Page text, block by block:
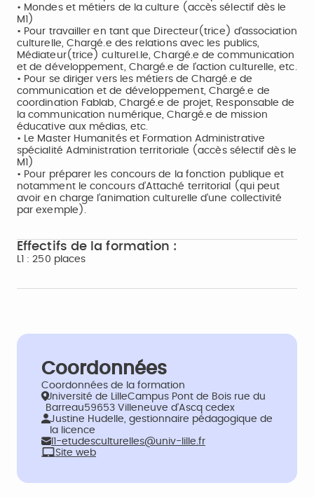
• Mondes et métiers de la culture (accès sélectif dès le
M1)
• Pour travailler en tant que Directeur(trice) d'association
culturelle, Chargé.e des relations avec les publics,
Médiateur(trice) culturel.le, Chargé.e de communication
et de développement, Chargé.e de l'action culturelle, etc.
• Pour se diriger vers les métiers de Chargé.e de
communication et de développement, Chargé.e de
coordination Fablab, Chargé.e de projet, Responsable de
la communication numérique, Chargé.e de mission
éducative aux médias, etc.
• Le Master Humanités et Formation Administrative
spécialité Administration territoriale (accès sélectif dès le
M1)
• Pour préparer les concours de la fonction publique et
notamment le concours d’Attaché territorial (qui peut
avoir en charge l’animation culturelle d’une collectivité
par exemple).
Effectifs de la formation :
L1 : 250 places
Coordonnées
Coordonnées de la formation
Université de LilleCampus Pont de Bois rue du
Barreau59653 Villeneuve d'Ascq cedex
Justine Hudelle, gestionnaire pédagogique de
la licence
l1-etudesculturelles@univ-lille.fr
Site web